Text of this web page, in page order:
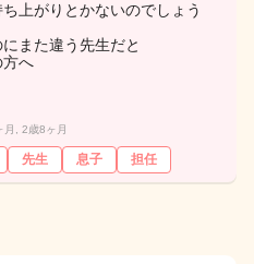
上がりとかないのでしょう
また違う先生だと
方へ
月, 2歳8ヶ月
先生 息子 担任